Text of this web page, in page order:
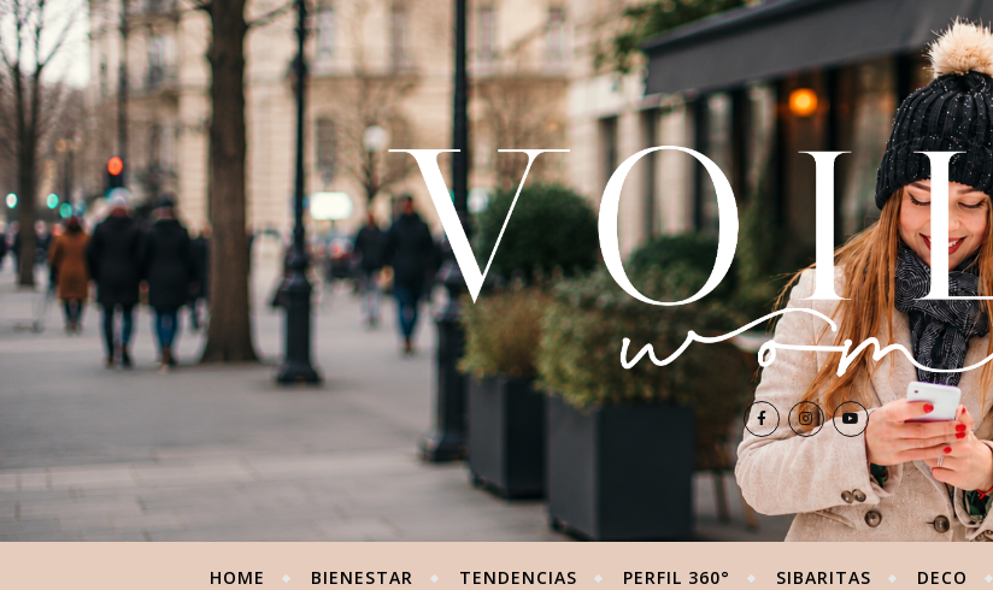
HOME BIENESTAR TENDENCIAS PERFIL 360° SIBARITAS DECO